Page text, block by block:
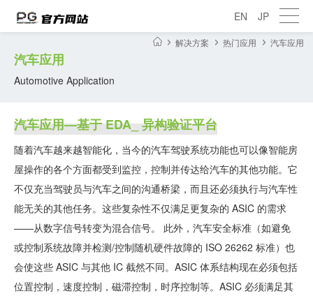
JP
EN
解决方案 热门应用 汽车应用
汽车应用
Automotive Application
汽车应用—基于 EDA_ 异构验证平台
随着汽车越来越智能化，当今的汽车驾驶系统功能也可以像智能房
屋操作的各个方面都受到监控，控制并传达给汽车的其他功能。它
不仅充当驾驶员与汽车之间的沟通桥梁，而且还必须执行与汽车性
能无关的其他任务。这些复杂性不仅满足更复杂的 ASIC 的需求
——从数字信号转变为混合信号。 此外，汽车安全标准（如避免
或控制系统故障并检测/控制随机硬件故障的 ISO 26262 标准）也
会使这些 ASIC 与其他 IC 截然不同。ASIC 体系结构现在必须包括
位置控制，速度控制，磁滞控制，时序控制等。ASIC 必须满足其